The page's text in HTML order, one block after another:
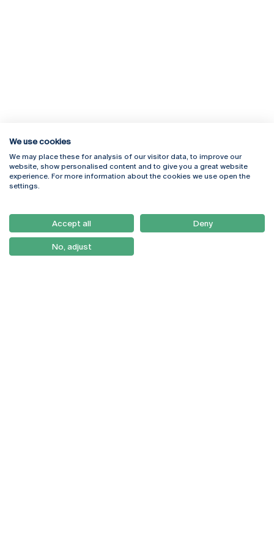
Rua Diogo Botelho 1327
4169-005 Porto
+351 226 196 240
Campus Online
Webmail
Como Chegar
Newsletter
We use cookies
We may place these for analysis of our visitor data, to improve our
website, show personalised content and to give you a great website
experience. For more information about the cookies we use open the
settings.
Accept all Deny
No, adjust